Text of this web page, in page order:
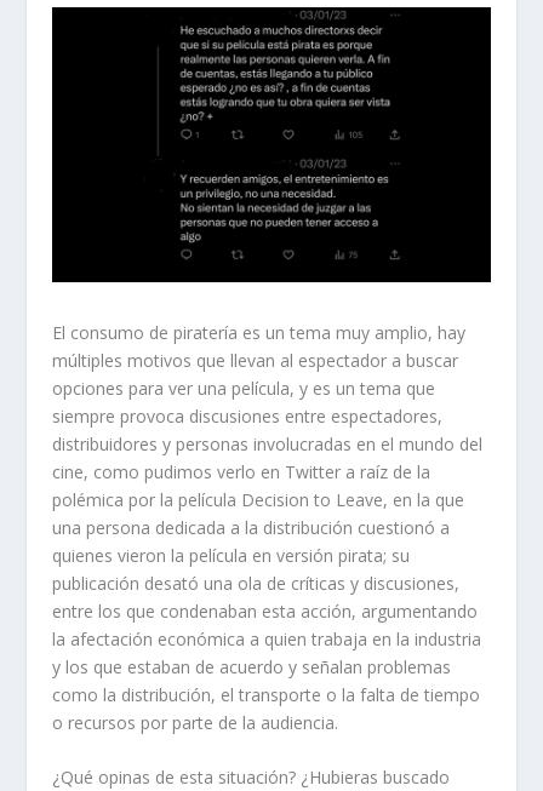
El consumo de piratería es un tema muy amplio, hay
múltiples motivos que llevan al espectador a buscar
opciones para ver una película, y es un tema que
siempre provoca discusiones entre espectadores,
distribuidores y personas involucradas en el mundo del
cine, como pudimos verlo en Twitter a raíz de la
polémica por la película Decision to Leave, en la que
una persona dedicada a la distribución cuestionó a
quienes vieron la película en versión pirata; su
publicación desató una ola de críticas y discusiones,
entre los que condenaban esta acción, argumentando
la afectación económica a quien trabaja en la industria
y los que estaban de acuerdo y señalan problemas
como la distribución, el transporte o la falta de tiempo
o recursos por parte de la audiencia.
¿Qué opinas de esta situación? ¿Hubieras buscado